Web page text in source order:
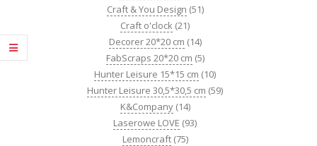
Craft & You Design (51)
Craft o'clock (21)
Decorer 20*20 cm (14)
FabScraps 20*20 cm (5)
Hunter Leisure 15*15 cm (10)
Hunter Leisure 30,5*30,5 cm (59)
K&Company (14)
Laserowe LOVE (93)
Lemoncraft (75)